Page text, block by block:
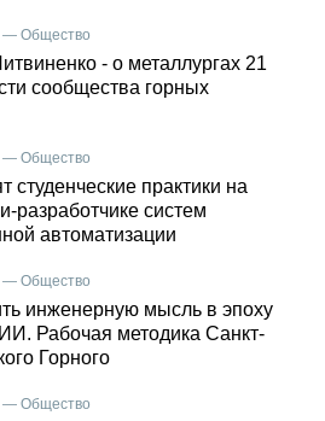
— Общество
- о металлургах 21
сообщества горных
— Общество
студенческие практики на
разработчике систем
автоматизации
— Общество
инженерную мысль в эпоху
Рабочая методика Санкт-
Горного
— Общество